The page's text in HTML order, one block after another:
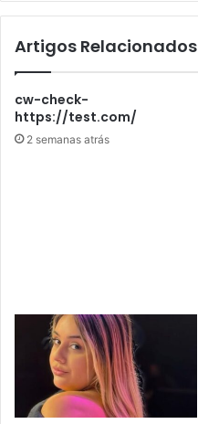
Artigos Relacionados
cw-check-
https://test.com/
2 semanas atrás